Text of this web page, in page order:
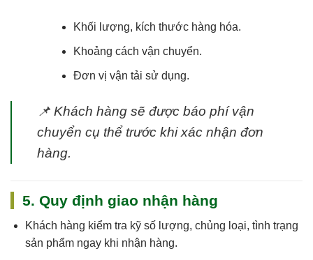
Khối lượng, kích thước hàng hóa.
Khoảng cách vận chuyển.
Đơn vị vận tải sử dụng.
📌 Khách hàng sẽ được báo phí vận
chuyển cụ thể trước khi xác nhận đơn
hàng.
5. Quy định giao nhận hàng
Khách hàng kiểm tra kỹ số lượng, chủng loại, tình trạng
sản phẩm ngay khi nhận hàng.